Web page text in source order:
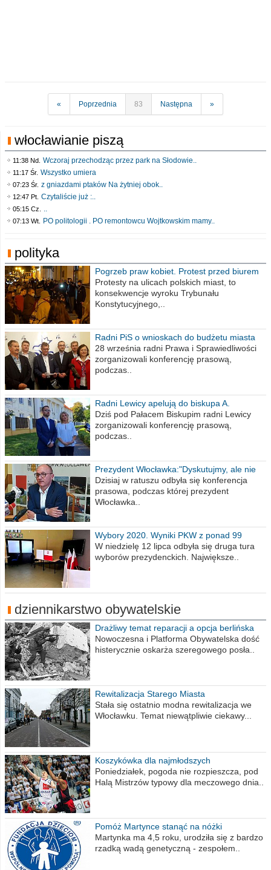
« Poprzednia 83 Następna »
włocławianie piszą
11:38 Nd. Wczoraj przechodząc przez park na Słodowie..
11:17 Śr. Wszystko umiera
07:23 Śr. z gniazdami ptaków Na żytniej obok..
12:47 Pt. Czytaliście już :..
05:15 Cz. ..
07:13 Wt. PO politologii . PO remontowcu Wojtkowskim mamy..
polityka
Pogrzeb praw kobiet. Protest przed biurem
poselskim PiS
Protesty na ulicach polskich miast, to
konsekwencje wyroku Trybunału
Konstytucyjnego,..
Radni PiS o wnioskach do budżetu miasta
na 2021 rok
28 września radni Prawa i Sprawiedliwości
zorganizowali konferencję prasową,
podczas..
Radni Lewicy apelują do biskupa A.
Wiesława Meringa
Dziś pod Pałacem Biskupim radni Lewicy
zorganizowali konferencję prasową,
podczas..
Prezydent Włocławka:"Dyskutujmy, ale nie
obrażajmy się”
Dzisiaj w ratuszu odbyła się konferencja
prasowa, podczas której prezydent
Włocławka..
Wybory 2020. Wyniki PKW z ponad 99
procent obwodów
W niedzielę 12 lipca odbyła się druga tura
wyborów prezydenckich. Największe..
dziennikarstwo obywatelskie
Drażliwy temat reparacji a opcja berlińska
Nowoczesna i Platforma Obywatelska dość
histerycznie oskarża szeregowego posła..
Rewitalizacja Starego Miasta
Stała się ostatnio modna rewitalizacja we
Włocławku. Temat niewątpliwie ciekawy...
Koszykówka dla najmłodszych
Poniedziałek, pogoda nie rozpieszcza, pod
Halą Mistrzów typowy dla meczowego dnia..
Pomóż Martynce stanąć na nóżki
Martynka ma 4,5 roku, urodziła się z bardzo
rzadką wadą genetyczną - zespołem..